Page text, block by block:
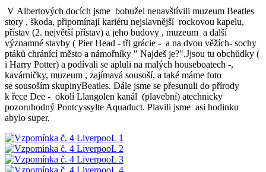
V Albertových docích jsme bohužel nenavštívili muzeum Beatles
story , škoda, připomínají kariéru nejslavnější rockovou kapelu,
přístav (2. největší přístav) a jeho budovy , muzeum a další
významné stavby ( Pier Head - tři grácie - a na dvou věžích- sochy
ptáků chránící město a námořníky " Najdeš je?".Jjsou tu obchůdky (
i Harry Potter) a podívali se apluli na malých houseboatech -,
kavárničky, muzeum , zajímavá sousoší, a také máme foto
se sousoším skupinyBeatles. Dále jsme se přesunuli do přírody
k řece Dee - okolí Llangolen kanál (plavební) atechnicky
pozoruhodný Pontcyssylte Aquaduct. Plavili jsme asi hodinku
abylo super.